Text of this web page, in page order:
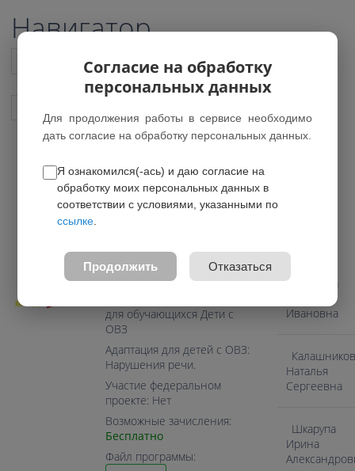
Навигатор
Список всех программ
Весёлая продлёнка
Направление: Социально-
гуманитарное
для обучающихся Дети с
ОВЗ
Адаптация для детей с ОВЗ:
Нарушения речи.
Участие федеральном
проекте: Нет
Возможные зачисления:
Бесплатно
Файл программы:
Ивановна
Наталья
Сергеевна
Шкарупа
Ирина
Согласие на обработку
персональных данных
Для продолжения работы в сервисе необходимо
дать согласие на обработку персональных данных.
Я ознакомился(-ась) и даю согласие на
обработку моих персональных данных в
соответствии с условиями, указанными по
ссылке
Продолжить Отказаться